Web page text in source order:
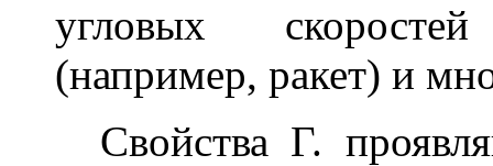
угловых
(например, ракет) и
Свойства Г.